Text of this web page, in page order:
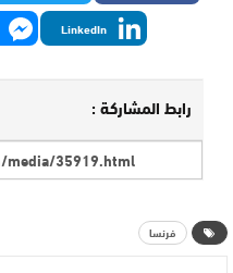
LinkedIn
رابط المشاركة :
فرنسا